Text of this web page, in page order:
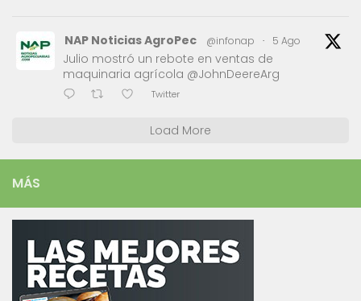
NAP Noticias AgroPec @infonap · 5 Ago
Julio mostró un rebote en ventas de
maquinaria agrícola @JohnDeereArg
Twitter
Load More
MÁS